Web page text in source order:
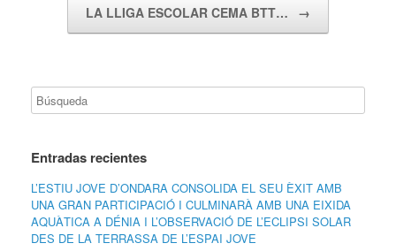
LA LLIGA ESCOLAR CEMA BTT… →
Entradas recientes
L’ESTIU JOVE D’ONDARA CONSOLIDA EL SEU ÈXIT AMB
UNA GRAN PARTICIPACIÓ I CULMINARÀ AMB UNA EIXIDA
AQUÀTICA A DÉNIA I L’OBSERVACIÓ DE L’ECLIPSI SOLAR
DES DE LA TERRASSA DE L’ESPAI JOVE